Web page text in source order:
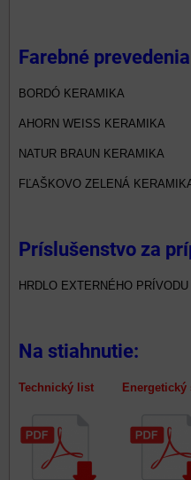
Farebné
BORDÓ KERAMIKA
AHORN WEISS KERAMIKA
NATUR BRAUN KERAMIKA
FĽAŠKOVO ZELENÁ
Príslušenstvo za
HRDLO EXTERNÉHO
Na stiahnutie:
Technický list Energetický